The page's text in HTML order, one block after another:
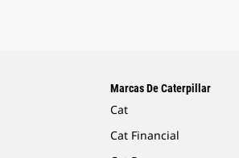
Marcas De Caterpillar
Cat
Cat Financial